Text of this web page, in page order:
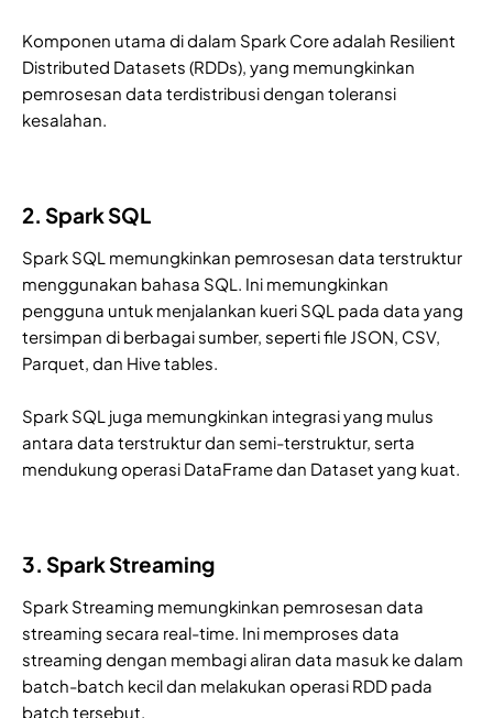
Komponen utama di dalam Spark Core adalah Resilient
Distributed Datasets (RDDs), yang memungkinkan
pemrosesan data terdistribusi dengan toleransi
kesalahan.
2. Spark SQL
Spark SQL memungkinkan pemrosesan data terstruktur
menggunakan bahasa SQL. Ini memungkinkan
pengguna untuk menjalankan kueri SQL pada data yang
tersimpan di berbagai sumber, seperti file JSON, CSV,
Parquet, dan Hive tables.
Spark SQL juga memungkinkan integrasi yang mulus
antara data terstruktur dan semi-terstruktur, serta
mendukung operasi DataFrame dan Dataset yang kuat.
3. Spark Streaming
Spark Streaming memungkinkan pemrosesan data
streaming secara real-time. Ini memproses data
streaming dengan membagi aliran data masuk ke dalam
batch-batch kecil dan melakukan operasi RDD pada
batch tersebut.